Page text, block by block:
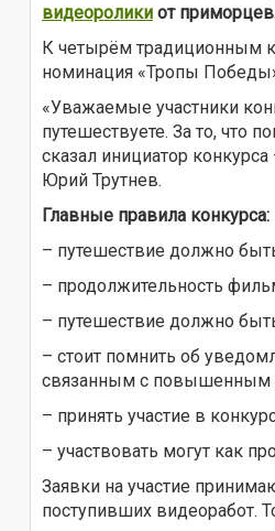
видеоролики от
К четырём традиционным
номинация «Тропы
«Уважаемые участники
путешествуете. За то, что
сказал инициатор
Юрий Трутнев.
Главные правила конкурса:
– путешествие должно
– продолжительность
– путешествие должно
– стоит помнить об
связанным с повышенным
– принять участие в
– участвовать могут как
Заявки на участие
поступивших видеоработ.